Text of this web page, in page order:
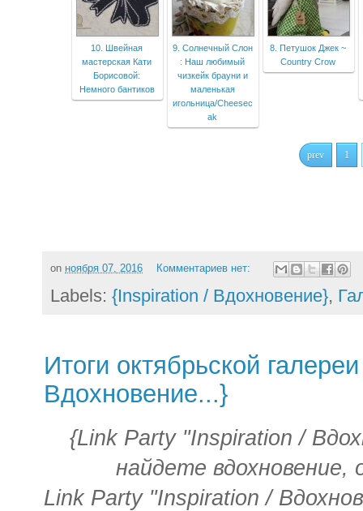
10. Швейная
мастерская Кати
Борисовой:
Немного бантиков
9. Солнечный Слон
: Наш любимый
чизкейк брауни и
маленькая
игольница/Cheesec
ak
8. Петушок Джек ~
Country Crow
prev 1
on ноября 07, 2016 Комментариев нет:
Labels: {Inspiration / Вдохновение},
Итоги октябрьской
Вдохновение...}
{Link Party "Inspiration /
найдете
Link Party "Inspiration /